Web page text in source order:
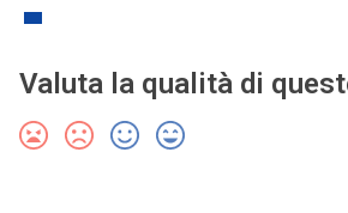
Valuta la qualità di